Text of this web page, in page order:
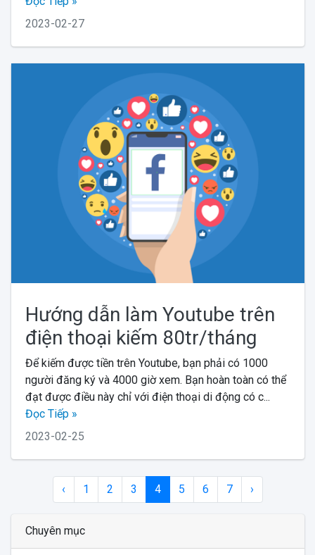
2023-02-27
Hướng dẫn làm Youtube trên
điện thoại kiếm 80tr/tháng
Để kiếm được tiền trên Youtube, bạn phải có 1000
người đăng ký và 4000 giờ xem. Bạn hoàn toàn có thể
đạt được điều này chỉ với điện thoại di động có c...
Đọc Tiếp »
2023-02-25
‹ 1 2 3 4 5 6 7 ›
Chuyên mục